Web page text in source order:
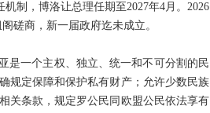
制，博洛让总理任期至2027年4月。2026
磋商，新一届政府迄未成立。
是一个主权、独立、统一和不可分割的民
规定保障和保护私有财产；允许少数民族
关条款，规定罗公民同欧盟公民依法享有